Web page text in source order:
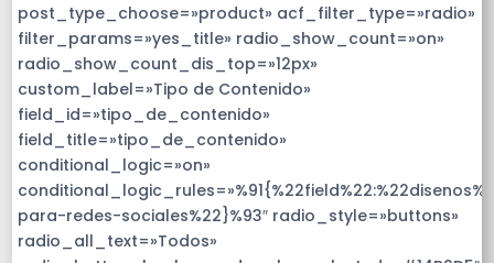
post_type_choose=»product» acf_filter_type=»radio»
filter_params=»yes_title» radio_show_count=»on»
radio_show_count_dis_top=»12px»
custom_label=»Tipo de Contenido»
field_id=»tipo_de_contenido»
field_title=»tipo_de_contenido»
conditional_logic=»on»
para-redes-sociales%22}%93″ radio_style=»buttons»
radio_all_text=»Todos»